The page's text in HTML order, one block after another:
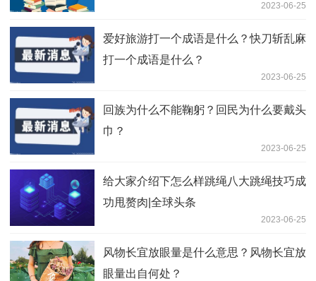
2023-06-25
爱好旅游打一个成语是什么？快刀斩乱麻
打一个成语是什么？
2023-06-25
回族为什么不能鞠躬？回民为什么要戴头
巾？
2023-06-25
给大家介绍下怎么样跳绳八大跳绳技巧成
功甩赘肉|全球头条
2023-06-25
风物长宜放眼量是什么意思？风物长宜放
眼量出自何处？